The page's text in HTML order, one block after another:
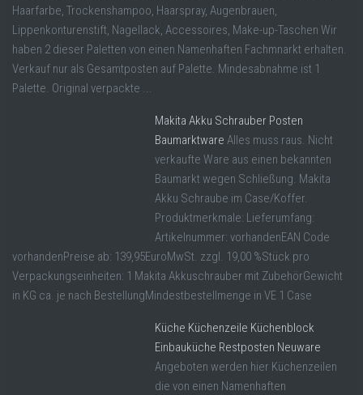
Haarfarbe, Trockenshampoo, Haarspray, Augenbrauen,
Lippenkonturenstift, Nagellack, Accessoires, Make-up-Taschen Wir
haben 2 dieser Paletten von einen Namenhaften Fachmnarkt erhalten.
Verkauf nur als Gesamtposten auf Palette. Mindesabnahme ist 1
Palette. Original verpackte ...
Makita Akku Schrauber Posten
Baumarktware Alles muss raus. Nicht
verkaufte Ware aus einen bekannten
Baumarkt wegen Schließung. Makita
Akku Schraube im Case/Koffer.
Produktmerkmale: Lieferumfang:
Artikelnummer: vorhandenEAN Code
vorhandenPreise ab: 139,95EuroMwSt. zzgl. 19,00 %Stück pro
Verpackungseinheiten: 1 Makita Akkuschrauber mit ZubehörGewicht
in KG ca. je nach BestellungMindestbestellmenge in VE 1 Case
Küche Küchenzeile Küchenblock
Einbauküche Restposten Neuware
Angeboten werden hier Küchenzeilen
die von einen Namenhaften